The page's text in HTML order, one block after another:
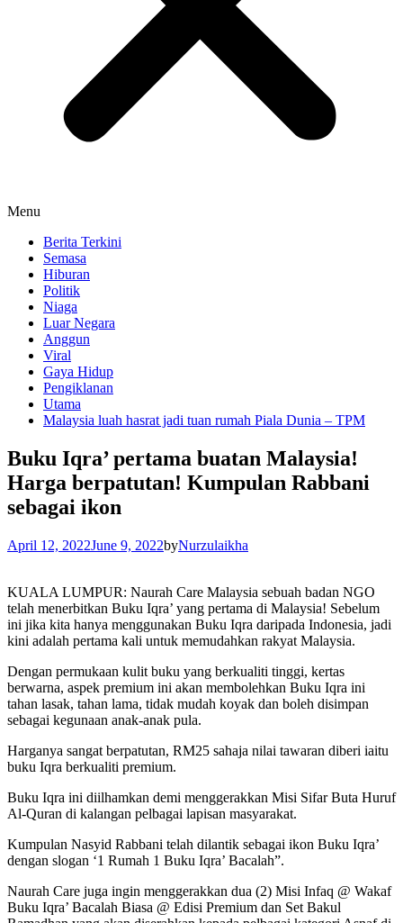
Menu
Berita Terkini
Semasa
Hiburan
Politik
Niaga
Luar Negara
Anggun
Viral
Gaya Hidup
Pengiklanan
Utama
Malaysia luah hasrat jadi tuan rumah Piala Dunia – TPM
Buku Iqra’ pertama buatan Malaysia!
Harga berpatutan! Kumpulan Rabbani
sebagai ikon
April 12, 2022June 9, 2022byNurzulaikha
KUALA LUMPUR: Naurah Care Malaysia sebuah badan NGO
telah menerbitkan Buku Iqra’ yang pertama di Malaysia! Sebelum
ini jika kita hanya menggunakan Buku Iqra daripada Indonesia, jadi
kini adalah pertama kali untuk memudahkan rakyat Malaysia.
Dengan permukaan kulit buku yang berkualiti tinggi, kertas
berwarna, aspek premium ini akan membolehkan Buku Iqra ini
tahan lasak, tahan lama, tidak mudah koyak dan boleh disimpan
sebagai kegunaan anak-anak pula.
Harganya sangat berpatutan, RM25 sahaja nilai tawaran diberi iaitu
buku Iqra berkualiti premium.
Buku Iqra ini diilhamkan demi menggerakkan Misi Sifar Buta Huruf
Al-Quran di kalangan pelbagai lapisan masyarakat.
Kumpulan Nasyid Rabbani telah dilantik sebagai ikon Buku Iqra’
dengan slogan ‘1 Rumah 1 Buku Iqra’ Bacalah”.
Naurah Care juga ingin menggerakkan dua (2) Misi Infaq @ Wakaf
Buku Iqra’ Bacalah Biasa @ Edisi Premium dan Set Bakul